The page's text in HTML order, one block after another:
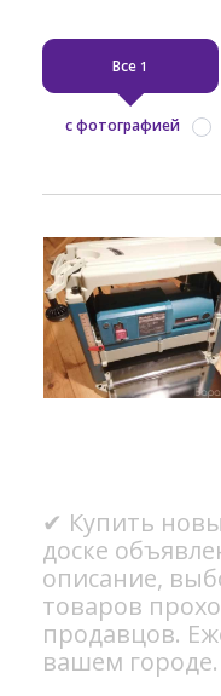
Все 1
с фотографией
✔ Купить
доске
описание,
товаров
продавцов.
вашем городе.